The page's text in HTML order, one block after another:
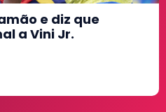
e diz que
a Vini Jr.